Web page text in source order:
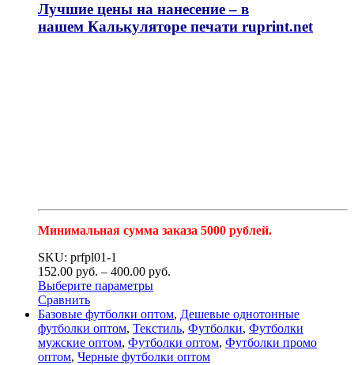
Лучшие цены на нанесение – в
нашем Калькуляторе печати ruprint.net
Минимальная сумма заказа 5000 рублей.
SKU: prfpl01-1
152.00 руб. – 400.00 руб.
Выберите параметры
Сравнить
Базовые футболки оптом, Дешевые однотонные
футболки оптом, Текстиль, Футболки, Футболки
мужские оптом, Футболки оптом, Футболки промо
оптом, Черные футболки оптом